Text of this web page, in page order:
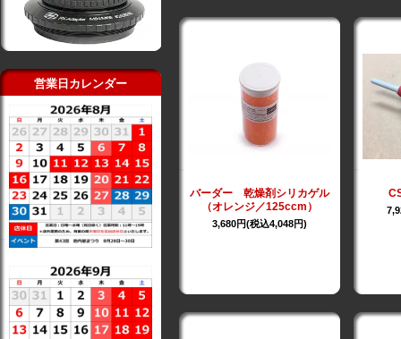
営業日カレンダー
バーダー 乾燥剤シリカゲル
（オレンジ／125ccm）
3,680円(税込4,048円)